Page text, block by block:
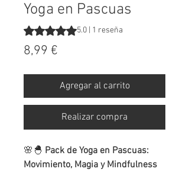
Yoga en Pascuas
Según 1 reseña, la calificación es de
5.0 | 1 reseña
8,99 €
Agregar al carrito
Realizar compra
🌸🐣 Pack de Yoga en Pascuas:
Movimiento, Magia y Mindfulness